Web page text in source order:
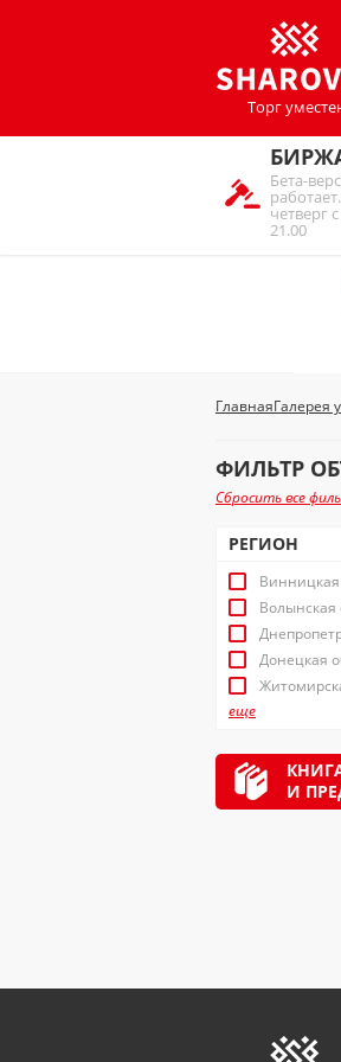
Торг
Бета-
четверг
21.00
ГлавнаяГалерея
ФИЛЬТР
Сбросить все
РЕГИОН
Винницкая
Волынская
Донецкая
еще
И